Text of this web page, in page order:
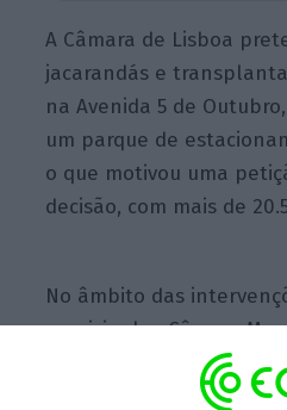
A Câmara de Lisboa
jacarandás e
na Avenida 5 de
um parque de
o que motivou uma
decisão, com mais de
No âmbito das
municipal, a Câmara
(CML) informou no ‘site’
Avenida 5 de Outubro